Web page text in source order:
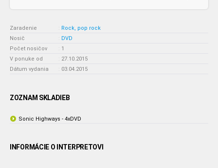
Zaradenie : Rock, pop rock
Nosič
: DVD
Počet nosičov
: 1
V ponuke od
: 27.10.2015
Dátum vydania
: 03.04.2015
ZOZNAM SKLADIEB
Sonic Highways - 4xDVD
INFORMÁCIE O INTERPRETOVI